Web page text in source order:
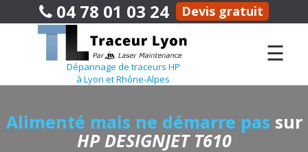
04 78 01 03 24 Devis gratuit
Dépannage de traceurs HP
à Lyon et Rhône-Alpes
☰
Alimenté mais ne démarre pas sur
HP DESIGNJET T610